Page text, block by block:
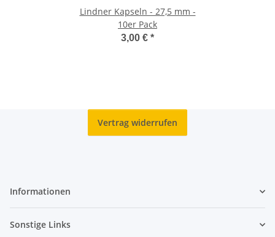
Lindner Kapseln - 27,5 mm -
10er Pack
3,00 € *
Vertrag widerrufen
Informationen
Sonstige Links